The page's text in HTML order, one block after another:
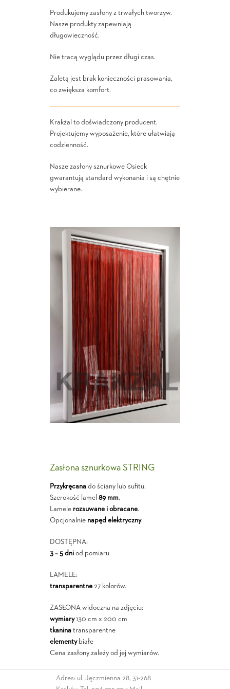
Produkujemy zasłony z trwałych tworzyw.
Nasze produkty zapewniają
długowieczność.
Nie tracą wyglądu przez długi czas.
Zaletą jest brak konieczności prasowania,
co zwiększa komfort.
Krakżal to doświadczony producent.
Projektujemy wyposażenie, które ułatwiają
codzienność.
Nasze zasłony sznurkowe Osieck
gwarantują standard wykonania i są chętnie
wybierane.
Zasłona sznurkowa STRING
Przykręcanado ściany lub sufitu.
Szerokość lamel 89 mm.
Lamele rozsuwane i obracane.
Opcjonalnie napęd elektryczny.
DOSTĘPNA:
3 – 5 dniod pomiaru
LAMELE:
transparentne27 kolorów.
ZASŁONA widoczna na zdjęciu:
wymiary130 cm x 200 cm
tkaninatransparentne
elementybiałe
Cena zasłony zależy od jej wymiarów.
Adres: ul. Jęczmienna 28, 31-268